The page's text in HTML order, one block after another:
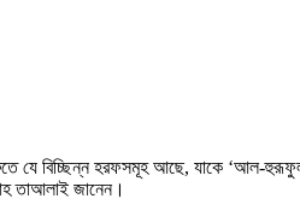
যে বিচ্ছিন্ন হরফসমূহ আছে, যাকে ‘আল-
তাআলাই জানেন।